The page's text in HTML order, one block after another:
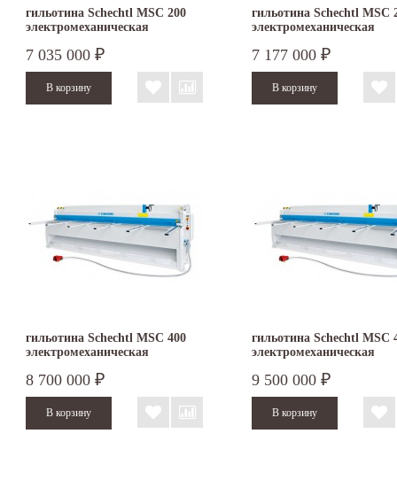
гильотина Schechtl MSC 200
электромеханическая
7 035 000 ₽
гильотина Schechtl MSC
электромеханическая
7 177 000 ₽
гильотина Schechtl MSC 400
электромеханическая
8 700 000 ₽
гильотина Schechtl MSC
электромеханическая
9 500 000 ₽